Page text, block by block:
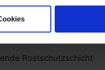
Rostschutzschicht